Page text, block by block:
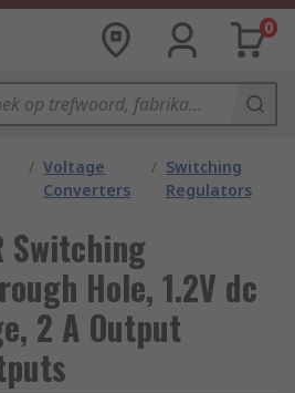
0
/ Voltage
Converters
/ Switching
Regulators
Switching
Hole, 1.2V dc
2 A Output